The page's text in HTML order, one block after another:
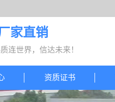
家直销
连世界，信达未来！
资质证书